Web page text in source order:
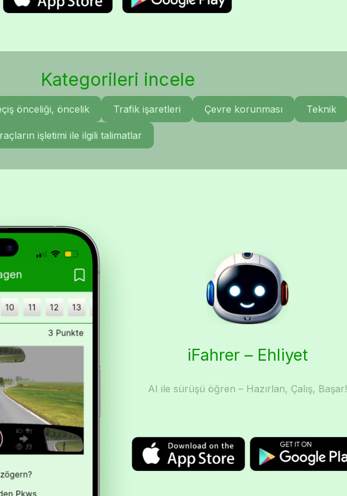
Kategorileri incele
önceliği, öncelik Trafik işaretleri Çevre korunması Teknik
işletimi ile ilgili talimatlar
iFahrer – Ehliyet
AI ile sürüşü öğren – Hazırlan, Çalış, Başar!